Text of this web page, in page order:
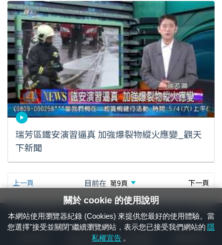
瑞芳區鐵安演習逼真 加強爆裂物縱火應變_觀天
下新聞
上一頁 目前在 下一頁
24小時緊急通報電話：1933（市話、手機，僅限發現軌道、平交道、橋樑及隧
道等有障礙物之通報專用）
資通安全政策
關於 cookie 的使用說明
本網站使用瀏覽器紀錄 (Cookies) 來提供您最好的使用體驗。當
您選擇"接受並關閉"繼續瀏覽網站，表示您已接受我們網站的 隱
私權宣告 。